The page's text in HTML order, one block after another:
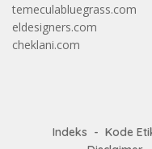
temeculabluegrass.com
eldesigners.com
cheklani.com
Indeks Kode